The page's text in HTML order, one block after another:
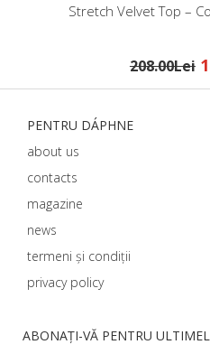
Velvet Top – Cobalt Velvet
146.00Lei
ABONAȚI-VĂ PENTRU
PENTRU DÁPHNЕ
about us
contacts
magazine
news
termeni și condiții
privacy policy